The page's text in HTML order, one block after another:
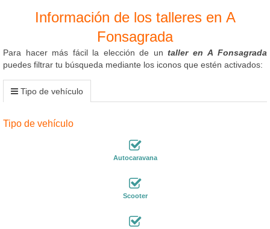
Información de los talleres en A
Fonsagrada
Para hacer más fácil la elección de untaller en A Fonsagrada
puedes filtrar tu búsqueda mediante los iconos que estén activados:
Tipo de vehículo
Tipo de vehículo
Autocaravana
Scooter